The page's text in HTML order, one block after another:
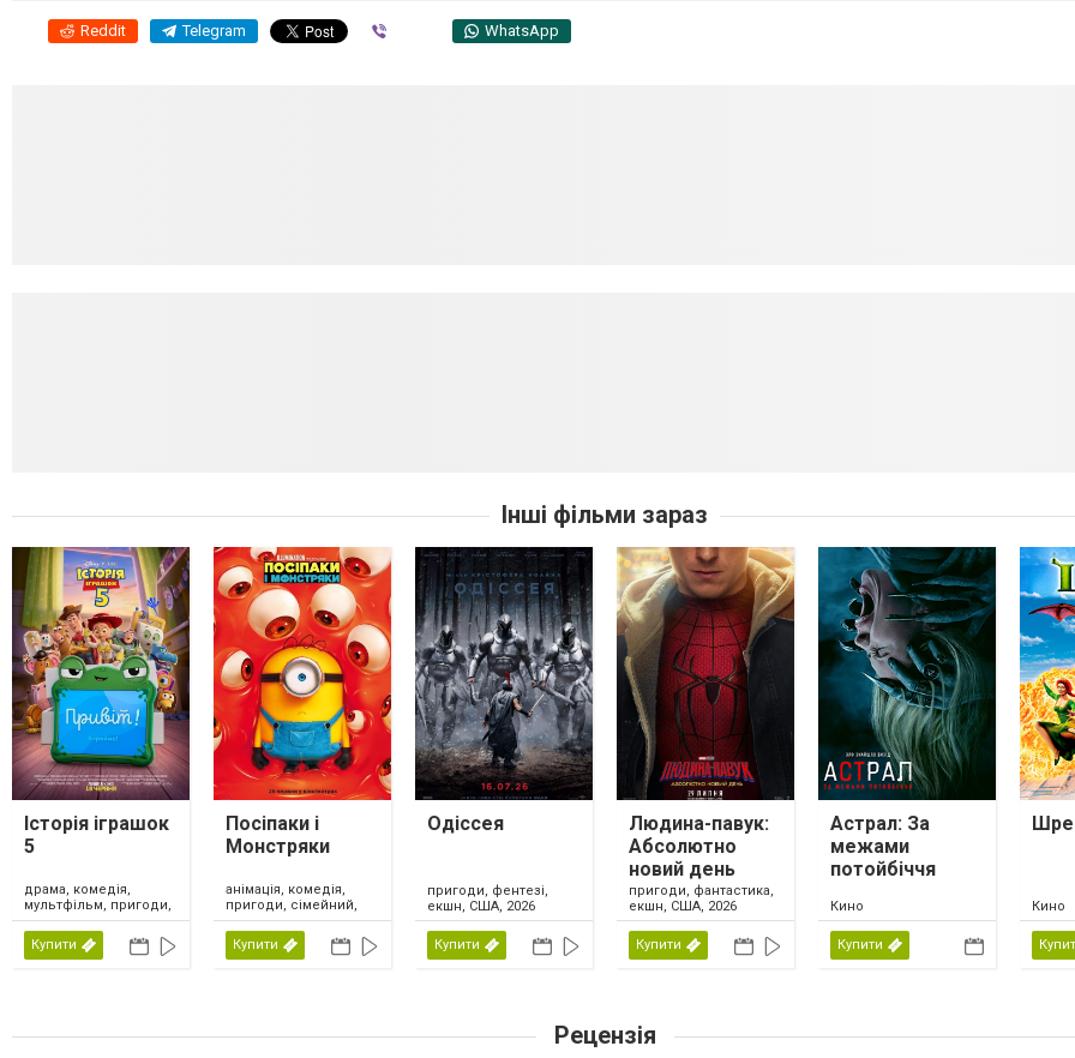
Reddit Telegram WhatsApp
Інші фільми зараз
Історія іграшок
5
драма, комедія,
мультфільм, пригоди,
сімейний, фентезі,
США, 2026
Купити
Посіпаки і
Монстряки
анімація, комедія,
пригоди, сімейний,
США, 2026
Купити
Одіссея
пригоди, фентезі,
екшн, США, 2026
Купити
Людина-павук:
Абсолютно
новий день
пригоди, фантастика,
екшн, США, 2026
Купити
Астрал: За
межами
потойбіччя
Кино
Купити
Кино
Рецензія